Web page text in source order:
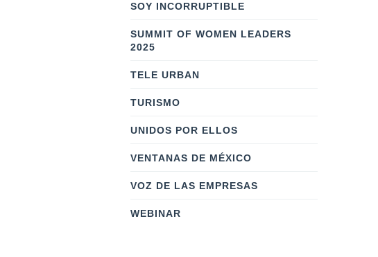
SOY INCORRUPTIBLE
SUMMIT OF WOMEN LEADERS
2025
TELE URBAN
TURISMO
UNIDOS POR ELLOS
VENTANAS DE MÉXICO
VOZ DE LAS EMPRESAS
WEBINAR